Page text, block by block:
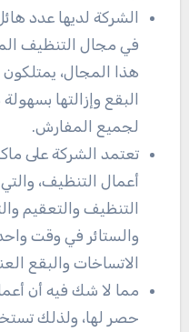
الشركة لديها عدد
في مجال التنظيف
هذا المجال،
البقع وإزالتها
لجميع المفارش.
تعتمد الشركة على
أعمال التنظيف،
التنظيف والتعقيم
والستائر في وقت
الاتساخات والبقع
مما لا شك فيه أن
حصر لها، ولذلك